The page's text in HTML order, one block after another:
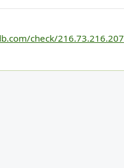
check/216.73.216.207